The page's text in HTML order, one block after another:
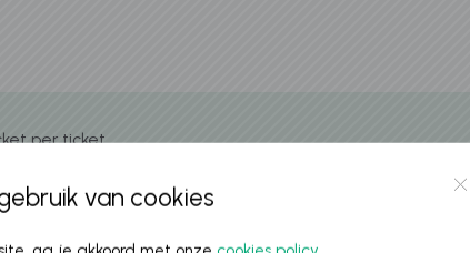
per ticket.
je winkelmandje.
je een activiteit niet terug? Kijk dan zeker ook eens bij
van cookies